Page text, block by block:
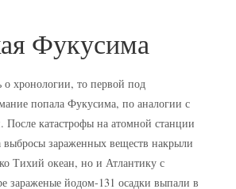
Фукусима
о хронологии, то первой под
попала Фукусима, по аналогии с
После катастрофы на атомной станции
выбросы зараженных веществ накрыли
Тихий океан, но и Атлантику с
зараженые йодом-131 осадки выпали в